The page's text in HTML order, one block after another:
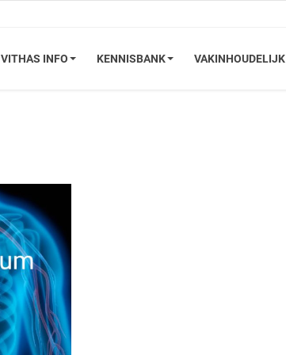
VITHAS INFO KENNISBANK VAKINHOUDELIJK